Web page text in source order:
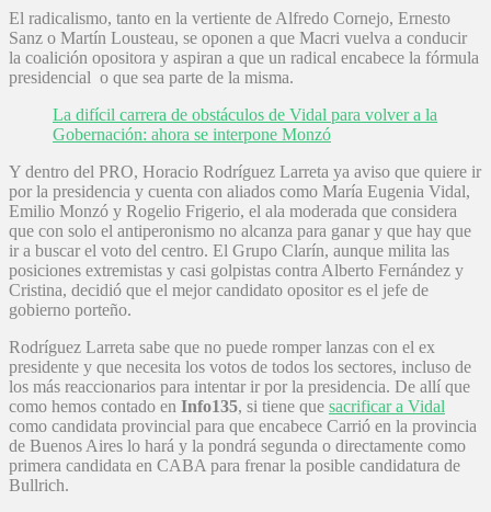
El radicalismo, tanto en la vertiente de Alfredo Cornejo, Ernesto
Sanz o Martín Lousteau, se oponen a que Macri vuelva a conducir
la coalición opositora y aspiran a que un radical encabece la fórmula
presidencial o que sea parte de la misma.
La difícil carrera de obstáculos de Vidal para volver a la
Gobernación: ahora se interpone Monzó
Y dentro del PRO, Horacio Rodríguez Larreta ya aviso que quiere ir
por la presidencia y cuenta con aliados como María Eugenia Vidal,
Emilio Monzó y Rogelio Frigerio, el ala moderada que considera
que con solo el antiperonismo no alcanza para ganar y que hay que
ir a buscar el voto del centro. El Grupo Clarín, aunque milita las
posiciones extremistas y casi golpistas contra Alberto Fernández y
Cristina, decidió que el mejor candidato opositor es el jefe de
gobierno porteño.
Rodríguez Larreta sabe que no puede romper lanzas con el ex
presidente y que necesita los votos de todos los sectores, incluso de
los más reaccionarios para intentar ir por la presidencia. De allí que
como hemos contado en Info135, si tiene que sacrificar a Vidal
como candidata provincial para que encabece Carrió en la provincia
de Buenos Aires lo hará y la pondrá segunda o directamente como
primera candidata en CABA para frenar la posible candidatura de
Bullrich.